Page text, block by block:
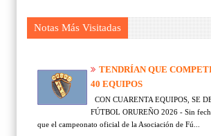
Notas Más Visitadas
TENDRÍAN QUE
40 EQUIPOS
CON CUARENTA EQUIPOS, SE
FÚTBOL ORUREÑO 2026 - Sin
que el campeonato oficial de la Asociación de Fú...